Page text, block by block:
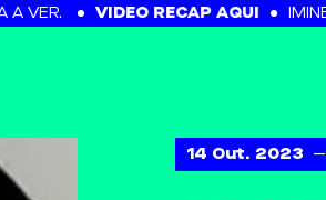
VIDEO RECAP AQUI IMINENTE
14 Out. 2023